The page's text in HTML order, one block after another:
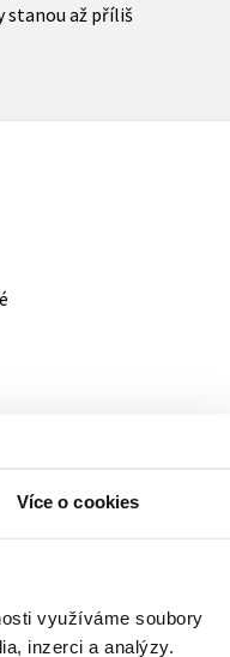
Více o cookies
využíváme soubory
inzerci a analýzy.
stanou až příliš
nejprodávanější